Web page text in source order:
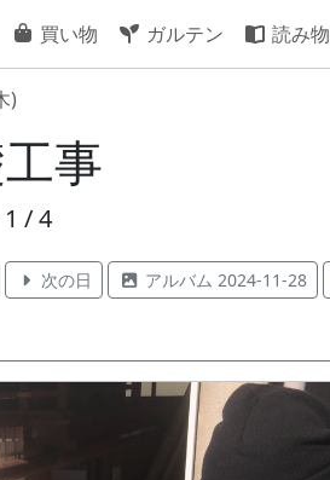
買い物 ガルテン 読み物
)
事
/ 4
次の日 アルバム 2024-11-28